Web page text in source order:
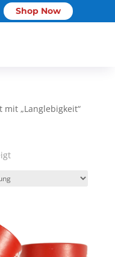
Shop Now
„Langlebigkeit“